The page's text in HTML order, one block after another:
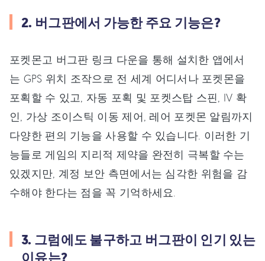
2. 버그판에서 가능한 주요 기능은?
포켓몬고 버그판 링크 다운을 통해 설치한 앱에서
는 GPS 위치 조작으로 전 세계 어디서나 포켓몬을
포획할 수 있고, 자동 포획 및 포켓스탑 스핀, IV 확
인, 가상 조이스틱 이동 제어, 레어 포켓몬 알림까지
다양한 편의 기능을 사용할 수 있습니다. 이러한 기
능들로 게임의 지리적 제약을 완전히 극복할 수는
있겠지만, 계정 보안 측면에서는 심각한 위험을 감
수해야 한다는 점을 꼭 기억하세요.
3. 그럼에도 불구하고 버그판이 인기 있는
이유는?